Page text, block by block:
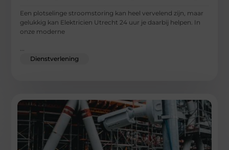
Een plotselinge stroomstoring kan heel vervelend zijn, maar
gelukkig kan Elektricien Utrecht 24 uur je daarbij helpen. In
onze moderne
Dienstverlening